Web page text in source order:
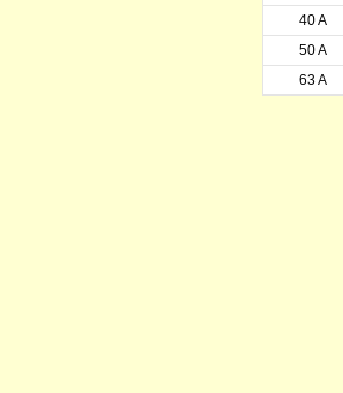
40 A
50 A
63 A